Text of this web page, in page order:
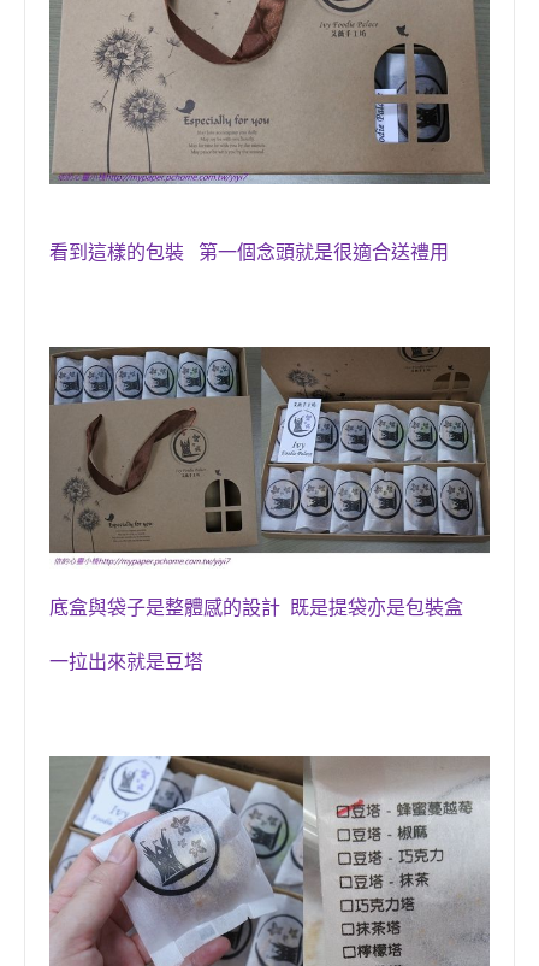
看到這樣的包裝 第一個念頭就是很適合送禮用
底盒與袋子是整體感的設計 既是提袋亦是包裝盒
一拉出來就是豆塔